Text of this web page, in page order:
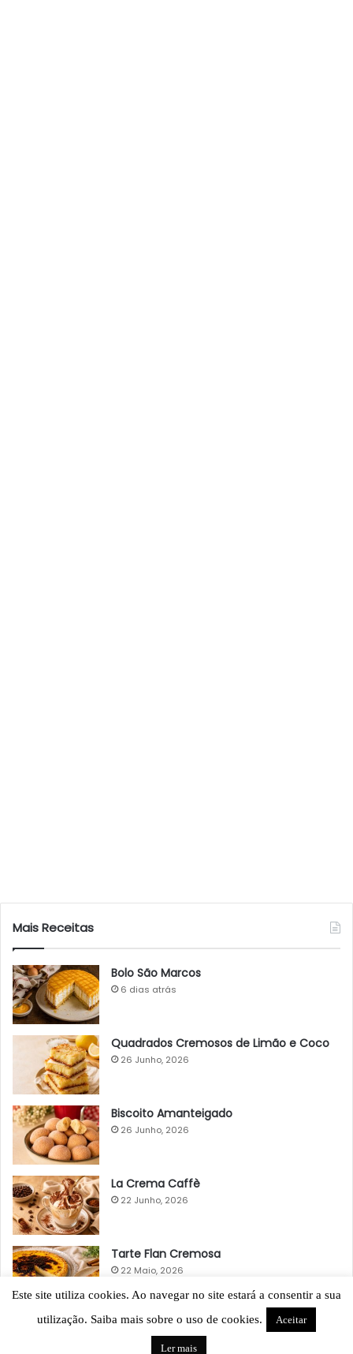
Mais Receitas
Bolo São Marcos
6 dias atrás
Quadrados Cremosos de Limão e Coco
26 Junho, 2026
Biscoito Amanteigado
26 Junho, 2026
La Crema Caffè
22 Junho, 2026
Tarte Flan Cremosa
22 Maio, 2026
Este site utiliza cookies. Ao navegar no site estará a consentir a sua
utilização. Saiba mais sobre o uso de cookies.
Aceitar
Ler mais